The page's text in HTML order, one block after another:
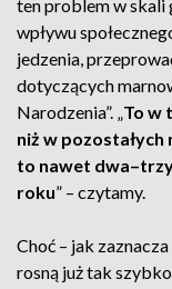
ten problem w skali
wpływu
jedzenia,
dotyczących
Narodzenia”. „To w
niż w pozostałych
to nawet dwa–trzy
roku” – czytamy.
Choć – jak
rosną już tak